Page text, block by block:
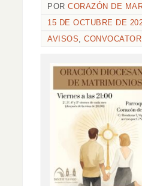
POR CORAZÓN DE
15 DE OCTUBRE DE
AVISOS,